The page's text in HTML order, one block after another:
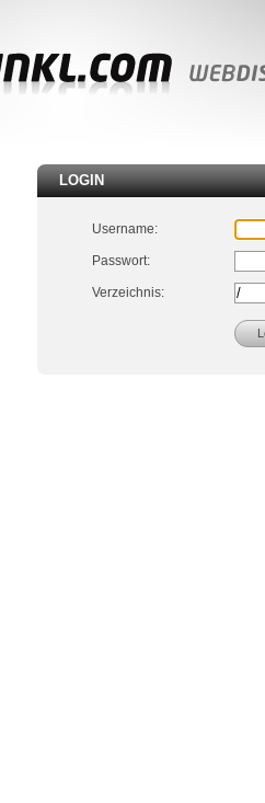
LOGIN
Username:
Passwort:
Verzeichnis: